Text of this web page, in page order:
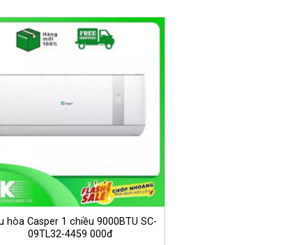
hòa Casper 1 chiều 9000BTU SC-
09TL32-4459 000đ